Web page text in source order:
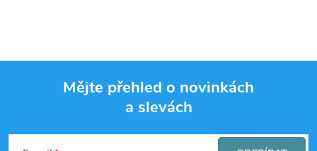
Mějte přehled o novinkách
a slevách